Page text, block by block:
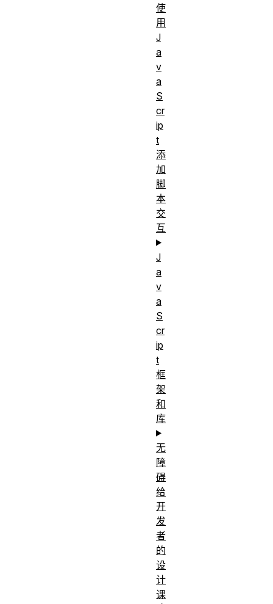
使
用
J
a
v
a
S
cr
ip
t
添
加
脚
本
交
互
J
a
v
a
S
cr
ip
t
框
架
和
库
无
障
碍
给
开
发
者
的
设
计
课